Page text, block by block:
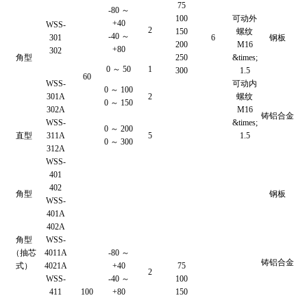
角型
WSS-
301
302
60
-80 ～
+40
-40 ～
+80
2
75
100
150
200
250
300
6
可动外
螺纹
M16
&times;
1.5
可动内
螺纹
M16
&times;
1.5
钢板
0 ～ 50
1
WSS-
301A
302A
0 ～ 100
0 ～ 150
2
75
100
150
铸铝合金
直型
WSS-
311A
312A
0 ～ 200
0 ～ 300
5
角型
WSS-
401
402
100
-80 ～
+40
-40 ～
+80
2
钢板
WSS-
401A
402A
角型
（抽芯
式）
WSS-
4011A
4021A
铸铝合金
WSS-
411